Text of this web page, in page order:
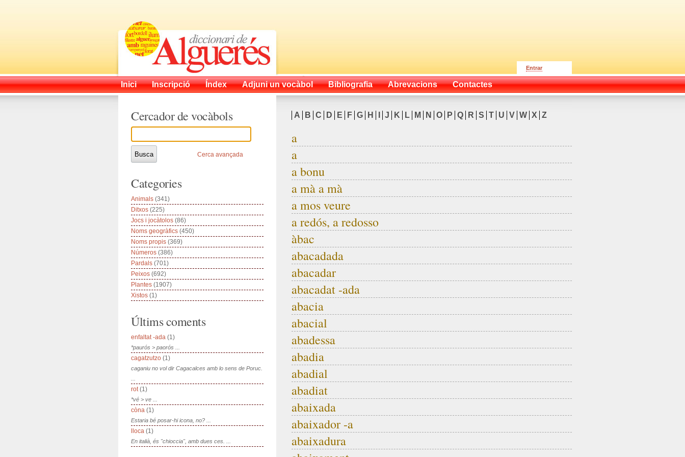
Entrar
Inici Inscripció Índex Adjuni un vocàbol Bibliografia Abrevacions Contactes
A B C D E F G H J K L M N O P Q R S T U V W X Z
a
a
a bonu
a mà a mà
a mos veure
a redós, a redosso
àbac
abacadada
abacadar
abacadat -ada
abacia
abacial
abadessa
abadia
abadial
abadiat
abaixada
abaixador -a
abaixadura
Cercador de vocàbols
Cerca avançada
Categories
Animals (341)
Ditxos (225)
Jocs i jocàtolos (86)
Noms geogràfics (450)
Noms propis (369)
Números (386)
Pardals (701)
Peixos (692)
Plantes (1907)
Xistos (1)
Últims coments
enfaltat -ada (1)
*paurós > paorós ...
cagatzutzo (1)
caganiu no vol dir Cagacalces amb lo sens de Poruc.
rot(1)
*vé > ve ...
còna (1)
Estaria bé posar-hi icona, no? ...
lloca (1)
En italià, és "chioccia", amb dues ces. ...